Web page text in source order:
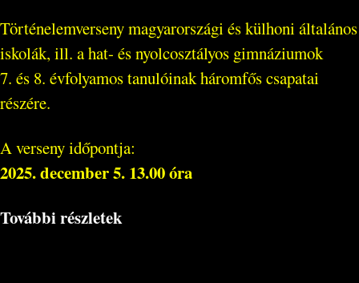
Történelemverseny magyarországi és külhoni általános
iskolák, ill. a hat- és nyolcosztályos gimnáziumok
7. és 8. évfolyamos tanulóinak háromfős csapatai
részére.
A verseny időpontja:
2025. december 5. 13.00 óra
További részletek